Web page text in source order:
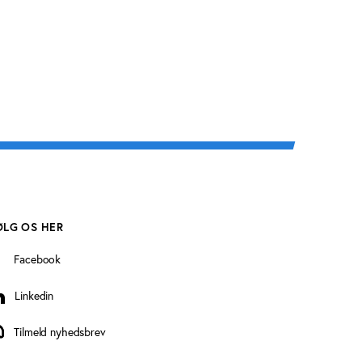
OS HER
Facebook
Linkedin
nyhedsbrev
Tilmeld nyhedsbrev